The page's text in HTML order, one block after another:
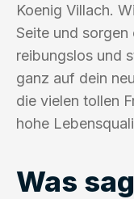
Koenig Villach.
Seite und
reibungslos und
ganz auf dein
die vielen tollen
hohe
Was